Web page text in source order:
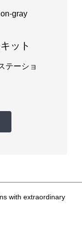
ット
テーショ
with extraordinary